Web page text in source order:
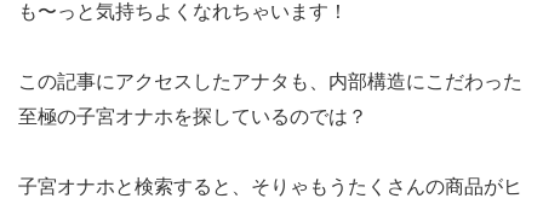
も〜っと気持ちよくなれちゃいます！
この記事にアクセスしたアナタも、内部構造にこだわった
至極の子宮オナホを探しているのでは？
子宮オナホと検索すると、そりゃもうたくさんの商品がヒ